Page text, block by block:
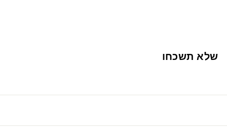
"
שלא תשכחו